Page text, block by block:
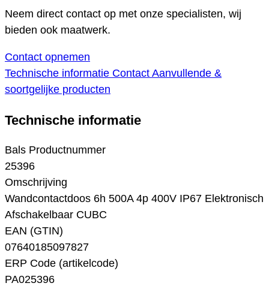
Neem direct contact op met onze specialisten, wij
bieden ook maatwerk.
Contact opnemen
Technische informatie Contact Aanvullende &
soortgelijke producten
Technische informatie
Bals Productnummer
25396
Omschrijving
Wandcontactdoos 6h 500A 4p 400V IP67 Elektronisch
Afschakelbaar CUBC
EAN (GTIN)
07640185097827
ERP Code (artikelcode)
PA025396